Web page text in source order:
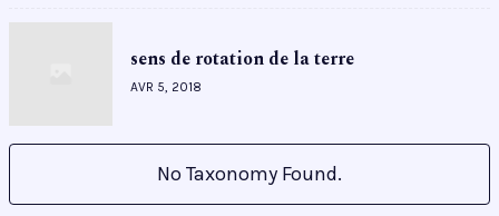
sens de rotation de la terre
AVR 5, 2018
No Taxonomy Found.